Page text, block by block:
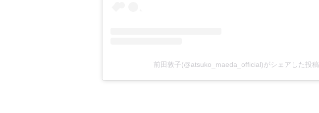
前田敦子(@atsuko_maeda_official)がシェアした投稿